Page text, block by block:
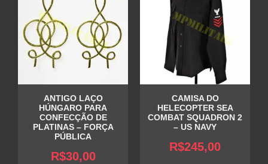
ANTIGO LAÇO
HÚNGARO PARA
CONFECÇÃO DE
PLATINAS – FORÇA
PÚBLICA
R$30,00
CAMISA DO
HELECOPTER SEA
COMBAT SQUADRON 2
– US NAVY
R$245,00